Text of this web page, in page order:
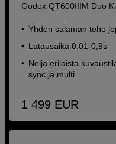
Godox QT600IIIM Duo
Yhden salaman teho
Latausaika 0,01-0,9s
Neljä erilaista
sync ja multi
1 499 EUR